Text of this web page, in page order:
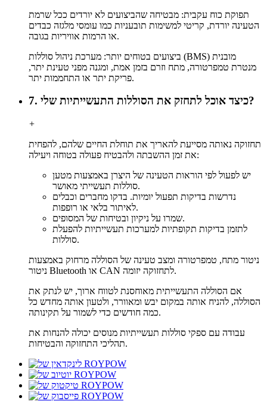
תפוקת כוח עקבית: מבטיחה שהביצועים לא יורדים ככל שרמת
הטעינה יורדת, קריטי למשימות תובעניות כמו עומסי מלגזה כבדים
או הרמות אוויריות בגובה.
ביצועים בטוחים יותר: מערכת ניהול סוללות (BMS) מובנית
מנטרת טמפרטורה, מתח וזרם בזמן אמת, ומגנה מפני טעינת יתר,
פריקת יתר או התחממות יתר.
7. כיצד אוכל לתחזק את הסוללות התעשייתיות שלי?
+
תחזוקה נאותה מסייעת להאריך את תוחלת החיים שלהם, להפחית
את זמן ההשבתה ולהבטיח פעולה בטוחה ויעילה:
יש לפעול לפי הוראות הטעינה של היצרן באמצעות מטען
סוללות תעשייתי מאושר.
נדרשות בדיקות תפעול יומיות. בדקו מחברים וכבלים
לאיתור בלאי או רופפות.
שמרו על ניקיון ובטיחות של המסופים.
לתזמן בדיקות תקופתיות למערכות תעשייתיות להפעלת
סוללות.
ניטור מתח, טמפרטורה ומצב טעינה של הסוללה מרחוק באמצעות
ניטור Bluetooth או CAN לתחזוקה יזומה.
אם הסוללה התעשייתית מאוחסנת לטווח ארוך, יש לנתק את
הסוללה, להניח אותה במקום יבש ומאוורר, ולטעון אותה מחדש כל
כמה חודשים כדי לשמור על תקינותה.
עבודה עם ספקי סוללות תעשייתיות מנוסים יכולה להנחות את
תהליכי התחזוקה והבטיחות.